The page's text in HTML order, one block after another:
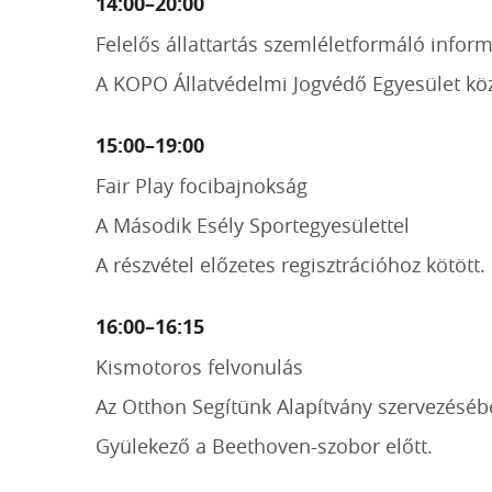
Felelős állattartás szemléletformáló
A KOPO Állatvédelmi Jogvédő Egyesület
15:00–19:00
Fair Play focibajnokság
A Második Esély Sportegyesülettel
A részvétel előzetes regisztrációhoz kötött.
16:00–16:15
Kismotoros felvonulás
Az Otthon Segítünk Alapítvány
Gyülekező a Beethoven-szobor előtt.